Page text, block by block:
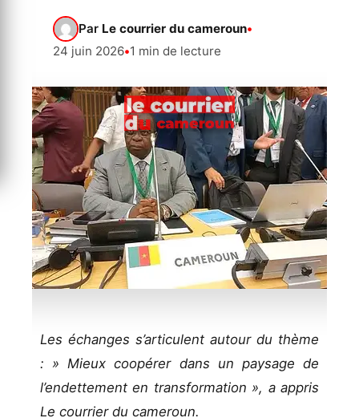
Par Le courrier du cameroun•
24 juin 2026•1 min de lecture
Les échanges s’articulent autour du thème
: » Mieux coopérer dans un paysage de
l’endettement en transformation », a appris
Le courrier du cameroun.